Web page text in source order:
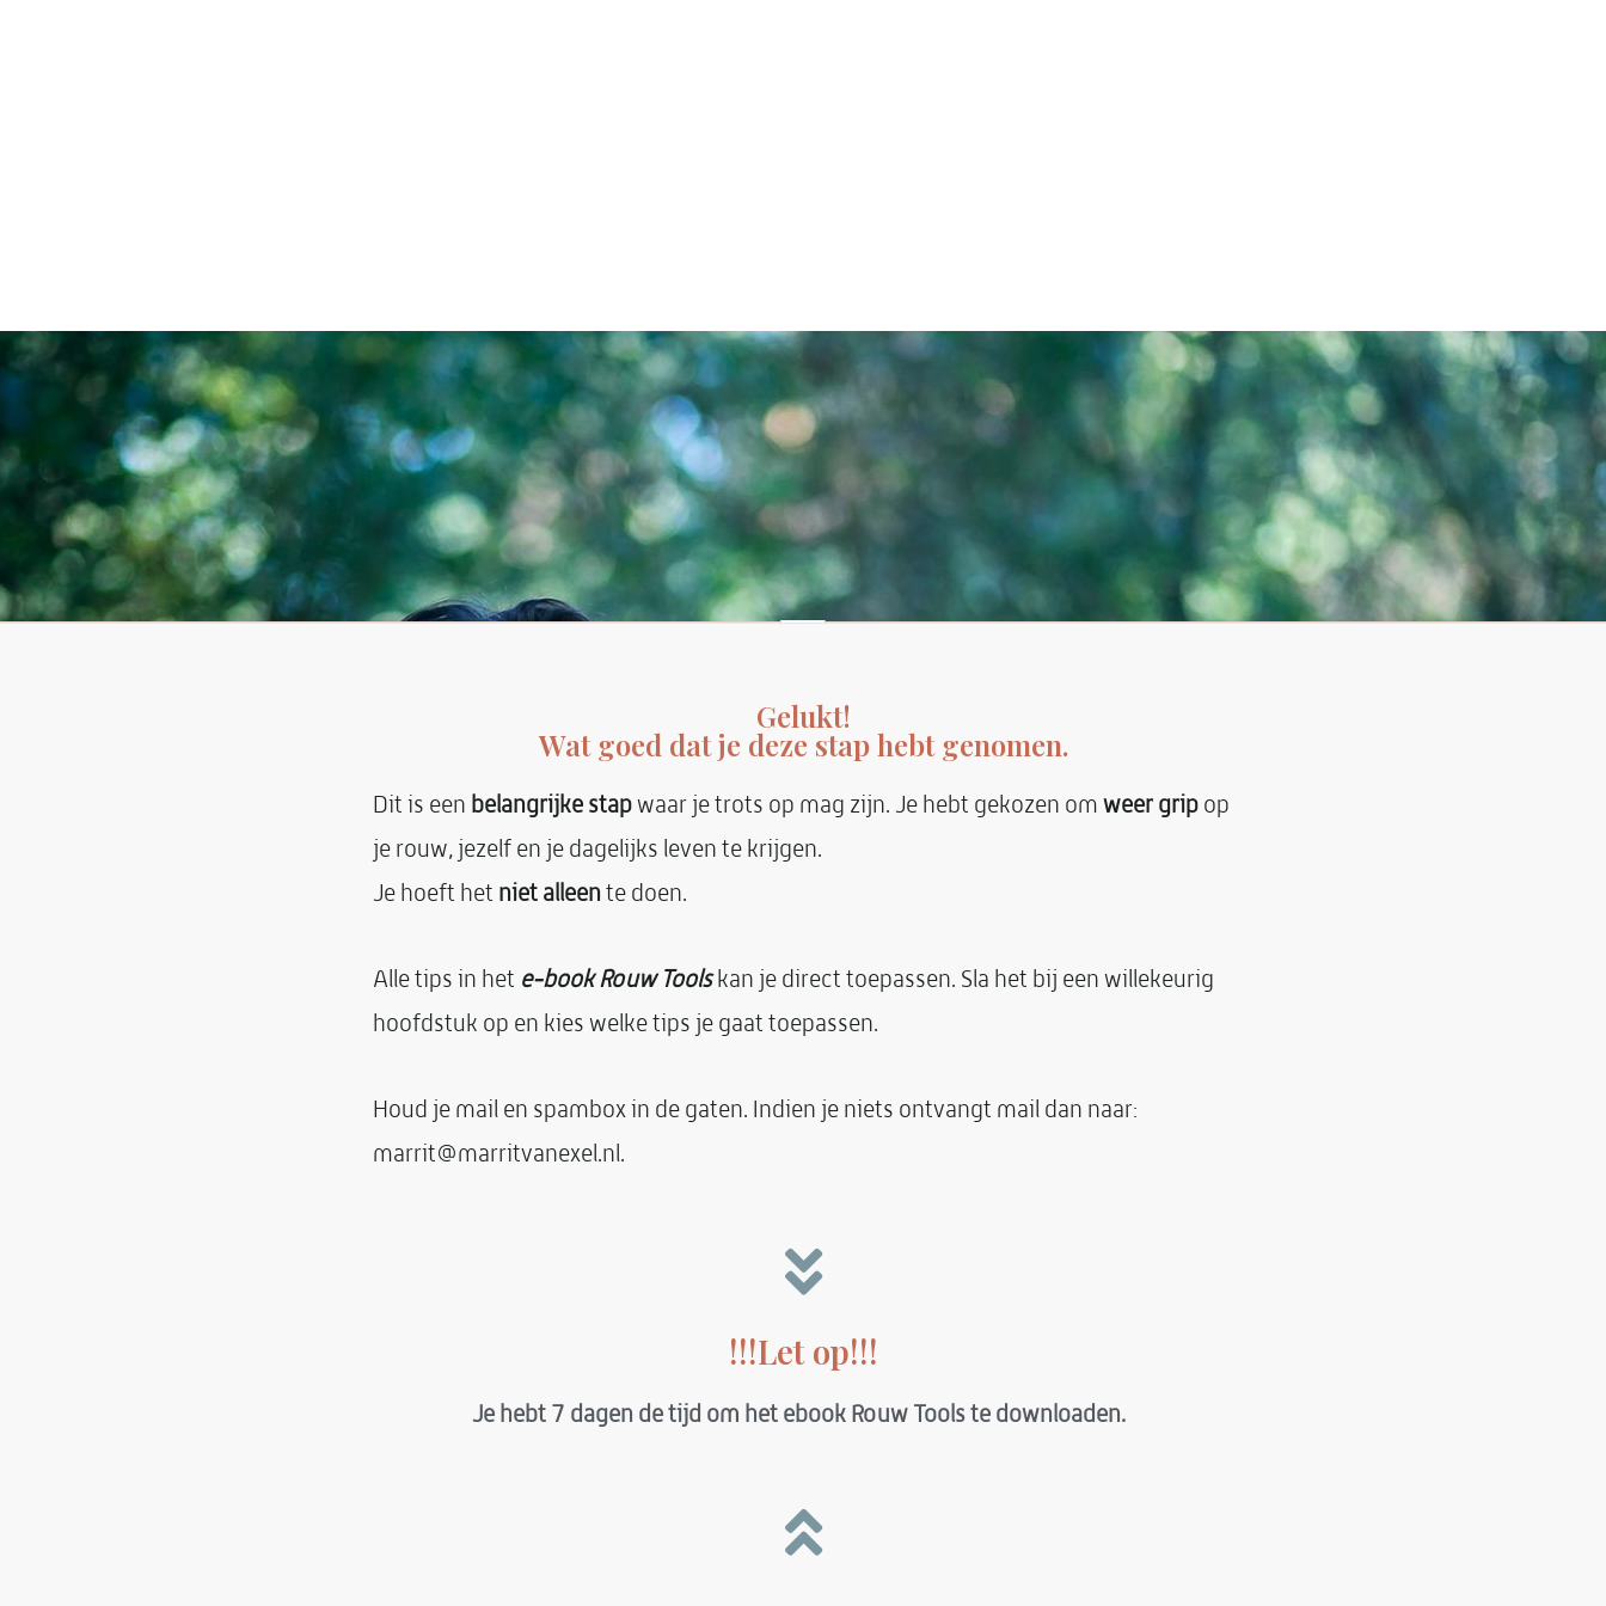
Gelukt!
Wat goed dat je deze stap hebt genomen.
Dit is een belangrijke stapwaar je trots op mag zijn. Je hebt gekozen om weer grip op
je rouw, jezelf en je dagelijks leven te krijgen.
Je hoeft het niet alleente doen.
Alle tips in het e-bookRouw Toolskan je direct toepassen. Sla het bij een willekeurig
hoofdstuk op en kies welke tips je gaat toepassen.
Houd je mail en spambox in de gaten. Indien je niets ontvangt mail dan naar:
marrit@marritvanexel.nl.
!!!Let op!!!
Je hebt 7 dagen de tijd om het ebook Rouw Tools te downloaden.